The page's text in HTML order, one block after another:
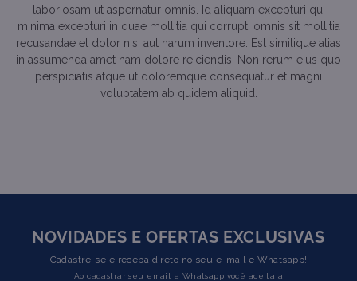
laboriosam ut aspernatur omnis. Id aliquam excepturi qui
minima excepturi in quae mollitia qui corrupti omnis sit mollitia
recusandae et dolor nisi aut harum inventore. Est similique alias
in assumenda amet nam dolore reiciendis. Non rerum eius quo
perspiciatis atque ut doloremque consequatur et magni
voluptatem ab quidem aliquid.
NOVIDADES E OFERTAS EXCLUSIVAS
Cadastre-se e receba direto no seu e-mail e Whatsapp!
Ao cadastrar seu email e Whatsapp você aceita a